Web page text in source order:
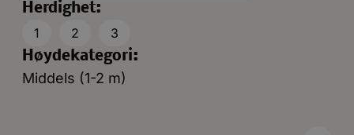
Herdighet:
1
2
3
Høydekategori:
Middels (1-2 m)